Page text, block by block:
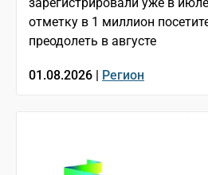
отметку в 1 миллион
преодолеть в августе
01.08.2026 | Регион